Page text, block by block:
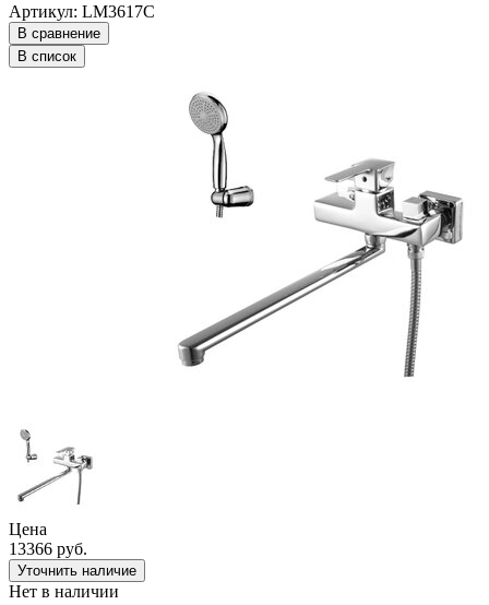
Артикул: LM3617C
В сравнение
В список
Цена
13366 руб.
Уточнить наличие
Нет в наличии